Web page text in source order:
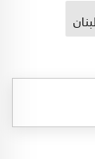
لبنان